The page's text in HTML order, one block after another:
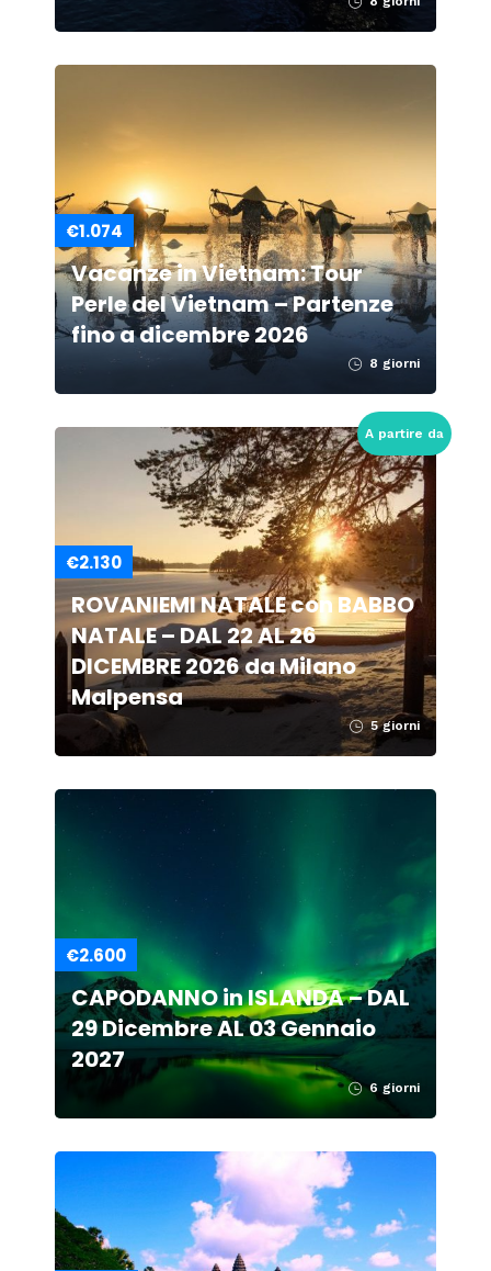
€1.074
Vacanze in Vietnam: Tour
Perle del Vietnam – Partenze
fino a dicembre 2026
8 giorni
A partire da
€2.130
ROVANIEMI NATALE con BABBO
NATALE – DAL 22 AL 26
DICEMBRE 2026 da Milano
Malpensa
5 giorni
€2.600
CAPODANNO in ISLANDA – DAL
29 Dicembre AL 03 Gennaio
2027
6 giorni